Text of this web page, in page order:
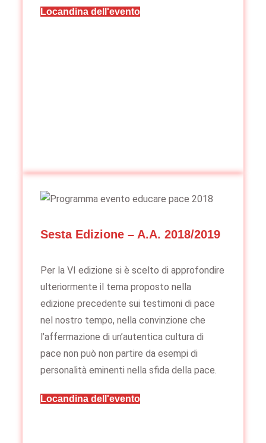
Locandina dell'evento
Sesta Edizione – A.A. 2018/2019
Per la VI edizione si è scelto di approfondire
ulteriormente il tema proposto nella
edizione precedente sui testimoni di pace
nel nostro tempo, nella convinzione che
l’affermazione di un’autentica cultura di
pace non può non partire da esempi di
personalità eminenti nella sfida della pace.
Locandina dell'evento